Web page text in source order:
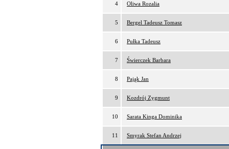
4 Oliwa Rozalia
5 Bergel Tadeusz Tomasz
6 Pułka Tadeusz
7 Świerczek Barbara
8 Pająk Jan
9 Kozdrój Zygmunt
10 Sarata Kinga Dominika
11 Smyrak Stefan Andrzej